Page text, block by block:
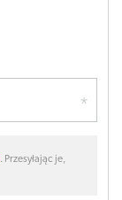
. Przesyłając je,